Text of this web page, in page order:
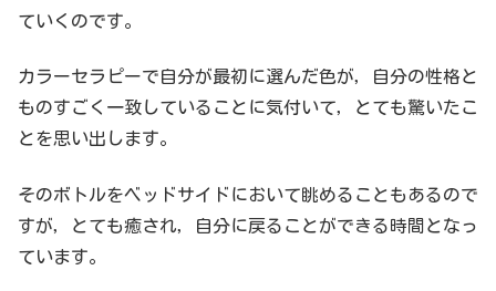
ていくのです。
カラーセラピーで自分が最初に選んだ色が，自分の性格と
ものすごく一致していることに気付いて，とても驚いたこ
とを思い出します。
そのボトルをベッドサイドにおいて眺めることもあるので
すが，とても癒され，自分に戻ることができる時間となっ
ています。